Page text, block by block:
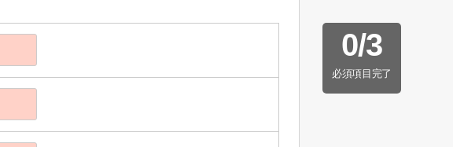
0/3
必須項目完了